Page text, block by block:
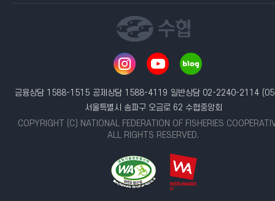
금융상담 1588-1515 공제상담 1588-4119 일반상담 02-2240-2114
서울특별시 송파구 오금로 62 수협중앙회
COPYRIGHT (C) NATIONAL FEDERATION OF FISHERIES
ALL RIGHTS RESERVED.